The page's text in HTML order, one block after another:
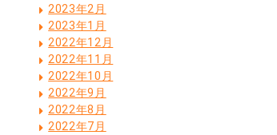
2023年2月
2023年1月
2022年12月
2022年11月
2022年10月
2022年9月
2022年8月
2022年7月